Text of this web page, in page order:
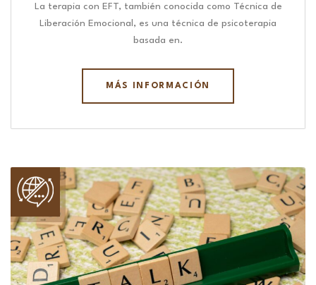
La terapia con EFT, también conocida como Técnica de
Liberación Emocional, es una técnica de psicoterapia
basada en.
MÁS INFORMACIÓN